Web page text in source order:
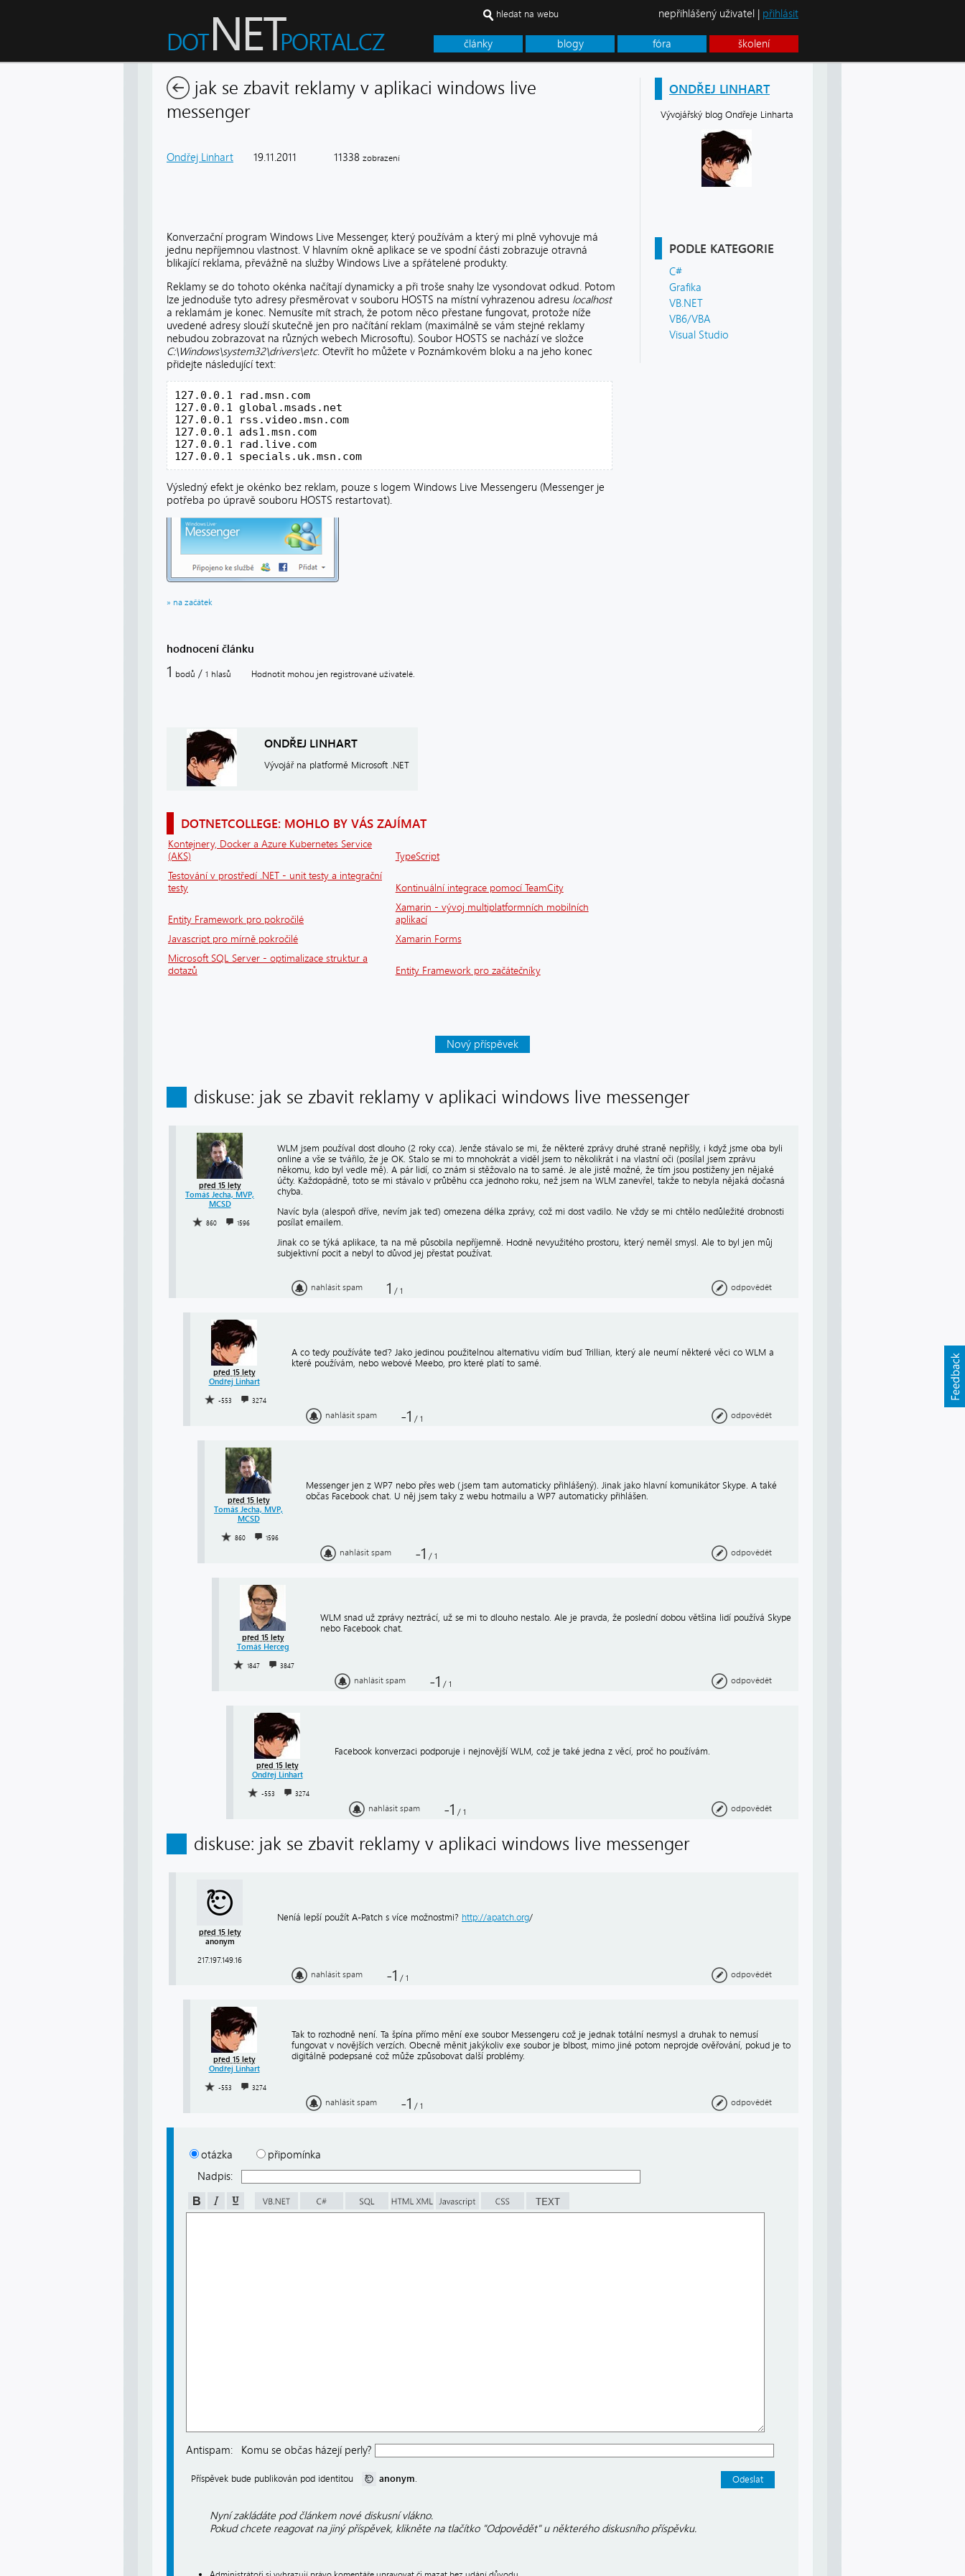
články blogy fóra školení
hledat na webu nepřihlášený uživatel | přihlásit
ONDŘEJ LINHART
Vývojářský blog Ondřeje Linharta
PODLE KATEGORIE
C#
Grafika
VB.NET
VB6/VBA
Visual Studio
jak se zbavit reklamy v aplikaci windows live
messenger
Ondřej Linhart 19.11.2011 11338 zobrazení
Konverzační program Windows Live Messenger, který používám a který mi plně vyhovuje má
jednu nepříjemnou vlastnost. V hlavním okně aplikace se ve spodní části zobrazuje otravná
blikající reklama, převážně na služby Windows Live a spřátelené produkty.
Reklamy se do tohoto okénka načítají dynamicky a při troše snahy lze vysondovat odkud. Potom
lze jednoduše tyto adresy přesměrovat v souboru HOSTS na místní vyhrazenou adresu localhost
a reklamám je konec. Nemusíte mít strach, že potom něco přestane fungovat, protože níže
uvedené adresy slouží skutečně jen pro načítání reklam (maximálně se vám stejné reklamy
nebudou zobrazovat na různých webech Microsoftu). Soubor HOSTS se nachází ve složce
C:\Windows\system32\drivers\etc. Otevřít ho můžete v Poznámkovém bloku a na jeho konec
přidejte následující text:
127.0.0.1 rad.msn.com
127.0.0.1 global.msads.net
127.0.0.1 rss.video.msn.com
127.0.0.1 ads1.msn.com
127.0.0.1 rad.live.com
127.0.0.1 specials.uk.msn.com
Výsledný efekt je okénko bez reklam, pouze s logem Windows Live Messengeru (Messenger je
potřeba po úpravě souboru HOSTS restartovat).
» na začátek
hodnocení článku
1 bodů / 1 hlasů Hodnotit mohou jen registrované uživatelé.
ONDŘEJ LINHART
Vývojář na platformě Microsoft .NET
DOTNETCOLLEGE: MOHLO BY VÁS ZAJÍMAT
Kontejnery, Docker a Azure Kubernetes Service
(AKS)
TypeScript
Testování v prostředí .NET - unit testy a integrační
testy
Kontinuální integrace pomocí TeamCity
Entity Framework pro pokročilé
Xamarin - vývoj multiplatformních mobilních
aplikací
Javascript pro mírně pokročilé
Xamarin Forms
Microsoft SQL Server - optimalizace struktur a
dotazů
Entity Framework pro začátečníky
Nový příspěvek
diskuse: jak se zbavit reklamy v aplikaci windows live messenger
před 15 lety
Tomáš Jecha, MVP,
MCSD
860 1596
WLM jsem používal dost dlouho (2 roky cca). Jenže stávalo se mi, že některé zprávy druhé straně nepřišly, i když jsme oba byli
online a vše se tvářilo, že je OK. Stalo se mi to mnohokrát a viděl jsem to několikrát i na vlastní oči (posílal jsem zprávu
někomu, kdo byl vedle mě). A pár lidí, co znám si stěžovalo na to samé. Je ale jistě možné, že tím jsou postiženy jen nějaké
účty. Každopádně, toto se mi stávalo v průběhu cca jednoho roku, než jsem na WLM zanevřel, takže to nebyla nějaká dočasná
chyba.
Navíc byla (alespoň dříve, nevím jak teď) omezena délka zprávy, což mi dost vadilo. Ne vždy se mi chtělo nedůležité drobnosti
posílat emailem.
Jinak co se týká aplikace, ta na mě působila nepříjemně. Hodně nevyužitého prostoru, který neměl smysl. Ale to byl jen můj
subjektivní pocit a nebyl to důvod jej přestat používat.
nahlásit spam 1 / 1 odpovědět
před 15 lety
Ondřej Linhart
-553 3274
A co tedy používáte teď? Jako jedinou použitelnou alternativu vidím buď Trillian, který ale neumí některé věci co WLM a
které používám, nebo webové Meebo, pro které platí to samé.
nahlásit spam -1 / 1 odpovědět
před 15 lety
Tomáš Jecha, MVP,
MCSD
860 1596
Messenger jen z WP7 nebo přes web (jsem tam automaticky přihlášený). Jinak jako hlavní komunikátor Skype. A také
občas Facebook chat. U něj jsem taky z webu hotmailu a WP7 automaticky přihlášen.
nahlásit spam -1 / 1 odpovědět
před 15 lety
Tomáš Herceg
1847 3847
WLM snad už zprávy neztrácí, už se mi to dlouho nestalo. Ale je pravda, že poslední dobou většina lidí používá Skype
nebo Facebook chat.
nahlásit spam -1 / 1 odpovědět
před 15 lety
Ondřej Linhart
-553 3274
Facebook konverzaci podporuje i nejnovější WLM, což je také jedna z věcí, proč ho používám.
nahlásit spam -1 / 1 odpovědět
diskuse: jak se zbavit reklamy v aplikaci windows live messenger
před 15 lety
anonym
217.197.149.16
Neníá lepší použít A-Patch s více možnostmi? http://apatch.org/
nahlásit spam -1 / 1 odpovědět
před 15 lety
Ondřej Linhart
-553 3274
Tak to rozhodně není. Ta špína přímo mění exe soubor Messengeru což je jednak totální nesmysl a druhak to nemusí
fungovat v novějších verzích. Obecně měnit jakýkoliv exe soubor je blbost, mimo jiné potom neprojde ověřování, pokud je to
digitálně podepsané což může způsobovat další problémy.
nahlásit spam -1 / 1 odpovědět
otázka
připomínka
Nadpis:
Antispam: Komu se občas házejí perly?
Příspěvek bude publikován pod identitou anonym.
Nyní zakládáte pod článkem nové diskusní vlákno.
Pokud chcete reagovat na jiný příspěvek, klikněte na tlačítko "Odpovědět" u některého diskusního příspěvku.